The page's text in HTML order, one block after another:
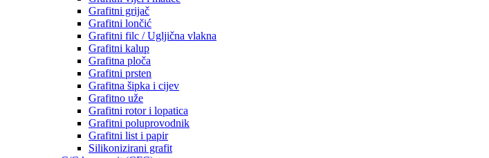
Grafitni grijač
Grafitni lončić
Grafitni filc / Ugljična vlakna
Grafitni kalup
Grafitna ploča
Grafitni prsten
Grafitna šipka i cijev
Grafitno uže
Grafitni rotor i lopatica
Grafitni poluprovodnik
Grafitni list i papir
Silikonizirani grafit